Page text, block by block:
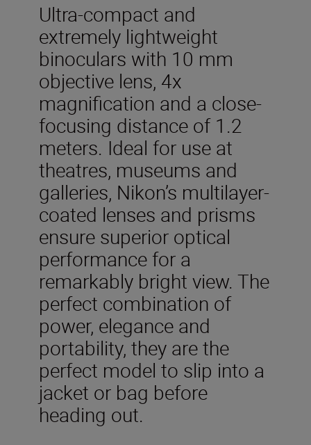
Ultra-compact and
extremely lightweight
binoculars with 10 mm
objective lens, 4x
magnification and a close-
focusing distance of 1.2
meters. Ideal for use at
theatres, museums and
galleries, Nikon’s multilayer-
coated lenses and prisms
ensure superior optical
performance for a
remarkably bright view. The
perfect combination of
power, elegance and
portability, they are the
perfect model to slip into a
jacket or bag before
heading out.